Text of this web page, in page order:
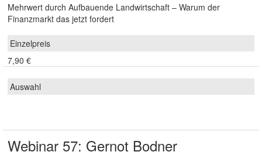
Mehrwert durch Aufbauende Landwirtschaft – Warum der
Finanzmarkt das jetzt fordert
7,90 €
Webinar 57: Gernot Bodner